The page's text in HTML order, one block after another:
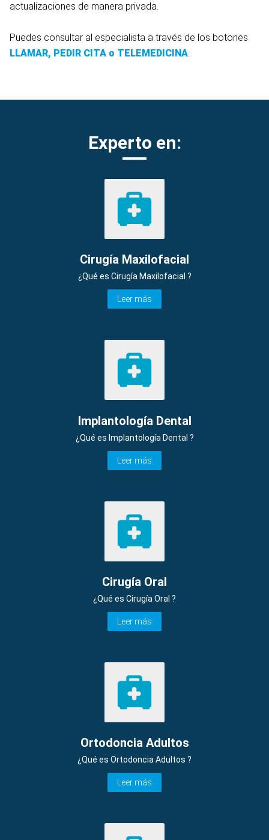
actualizaciones de manera privada.
Puedes consultar al especialista a través de los botones
LLAMAR, PEDIR CITA o TELEMEDICINA.
Experto en:
Cirugía Maxilofacial
¿Qué es Cirugía Maxilofacial ?
Leer más
Implantología Dental
¿Qué es Implantología Dental ?
Leer más
Cirugía Oral
¿Qué es Cirugía Oral ?
Leer más
Ortodoncia Adultos
¿Qué es Ortodoncia Adultos ?
Leer más